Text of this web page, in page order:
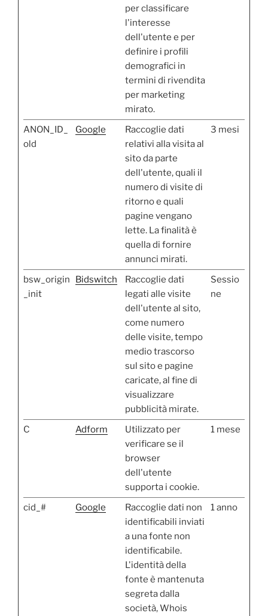
per classificare
l'interesse
dell'utente e per
definire i profili
demografici in
termini di rivendita
per marketing
mirato.
ANON_ID_
old
Google
Raccoglie dati
relativi alla visita al
sito da parte
dell'utente, quali il
numero di visite di
ritorno e quali
pagine vengano
lette. La finalità è
quella di fornire
annunci mirati.
3 mesi
bsw_origin
_init
Bidswitch
Raccoglie dati
legati alle visite
dell'utente al sito,
come numero
delle visite, tempo
medio trascorso
sul sito e pagine
caricate, al fine di
visualizzare
pubblicità mirate.
Sessio
ne
C Adform
Utilizzato per
verificare se il
browser
dell'utente
supporta i cookie.
1 mese
cid_# Google
Raccoglie dati non
identificabili inviati
a una fonte non
identificabile.
L'identità della
fonte è mantenuta
segreta dalla
società, Whois
1 anno